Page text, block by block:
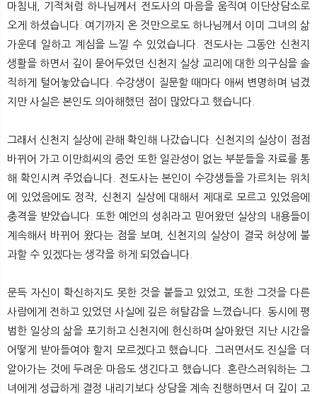
마침내, 기적처럼 하나님께서 전도사의 마음을 움직여 이단상담소로
오게 하셨습니다. 여기까지 온 것만으로도 하나님께서 이미 그녀의 삶
가운데 일하고 계심을 느낄 수 있었습니다. 전도사는 그동안 신천지
생활을 하면서 깊이 묻어두었던 신천지 실상 교리에 대한 의구심을 솔
직하게 털어놓았습니다. 수강생이 질문할 때마다 애써 변명하며 넘겼
지만 사실은 본인도 의아해했던 점이 많았다고 했습니다.
그래서 신천지 실상에 관해 확인해 나갔습니다. 신천지의 실상이 점점
바뀌어 가고 이만희씨의 증언 또한 일관성이 없는 부분들을 자료를 통
해 확인시켜 주었습니다. 전도사는 본인이 수강생들을 가르치는 위치
에 있었음에도 정작, 신천지 실상에 대해서 제대로 모르고 있었음에
충격을 받았습니다. 또한 예언의 성취라고 믿어왔던 실상의 내용들이
계속해서 바뀌어 왔다는 점을 보며, 신천지의 실상이 결국 허상에 불
과할 수 있겠다는 생각을 하게 되었습니다.
문득 자신이 확신하지도 못한 것을 붙들고 있었고, 또한 그것을 다른
사람에게 전하고 있었던 사실에 깊은 허탈감을 느꼈습니다. 동시에 평
범한 일상의 삶을 포기하고 신천지에 헌신하며 살아왔던 지난 시간을
어떻게 받아들여야 할지 모르겠다고 했습니다. 그러면서도 진실을 더
알아가는 것에 두려운 마음도 생긴다고 했습니다. 혼란스러워하는 그
녀에게 성급하게 결정 내리기보다 상담을 계속 진행하면서 더 깊이 고